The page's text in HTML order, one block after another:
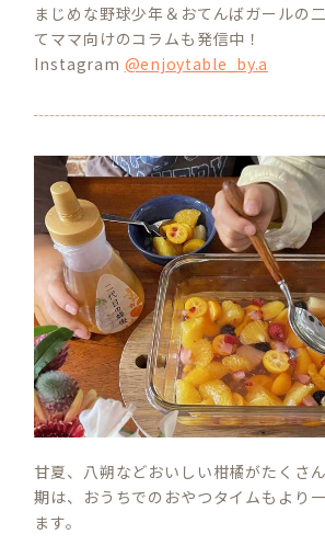
まじめな野球少年＆おてんばガールの
てママ向けのコラムも発信中！
Instagram @enjoytable_by.a
甘夏、八朔などおいしい柑橘がたくさ
期は、おうちでのおやつタイムもより
ます。